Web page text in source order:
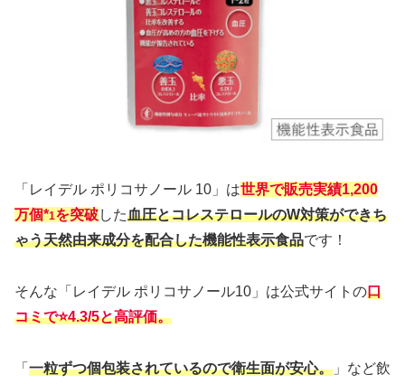
「レイデル ポリコサノール 10」は世界で販売実績1,200
万個*1を突破した血圧とコレステロールのW対策ができち
ゃう天然由来成分を配合した機能性表示食品です！
そんな「レイデル ポリコサノール10」は公式サイトの口
コミで⭐️4.3/5と高評価。
「 一粒ずつ個包装されているので衛生面が安心。 」など飲